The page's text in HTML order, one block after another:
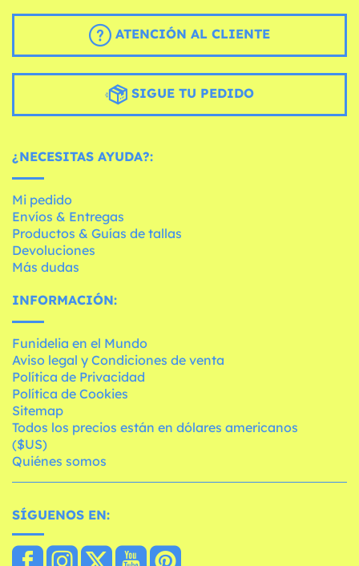
ATENCIÓN AL CLIENTE
SIGUE TU PEDIDO
¿NECESITAS AYUDA?:
Mi pedido
Envíos & Entregas
Productos & Guías de tallas
Devoluciones
Más dudas
INFORMACIÓN:
Funidelia en el Mundo
Aviso legal y Condiciones de venta
Política de Privacidad
Política de Cookies
Sitemap
Todos los precios están en dólares americanos
($US)
Quiénes somos
SÍGUENOS EN: